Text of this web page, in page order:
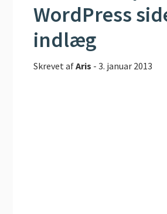
WordPress
indlæg
Skrevet afAris -3. januar 2013